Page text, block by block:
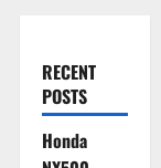
RECENT
POSTS
Honda